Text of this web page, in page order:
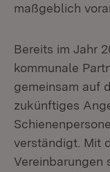
maßgeblich
Bereits im Jahr
kommunale
gemeinsam auf
zukünftiges
verständigt. Mit
Vereinbarungen